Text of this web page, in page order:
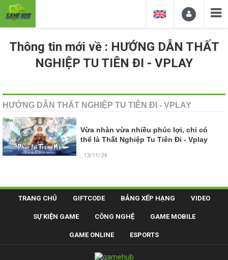
Thông tin mới về : HƯỚNG DẪN THẤT
NGHIỆP TU TIÊN ĐI - VPLAY
HƯỚNG DẪN THẤT NGHIỆP TU TIÊN ĐI - VPLAY
Vừa nhàn vừa nhiều phúc lợi, chỉ có
thể là Thất Nghiệp Tu Tiên Đi - Vplay
, 13/11/24
TRANG CHỦ GIFTCODE BẢNG XẾP HẠNG VIDEO
SỰ KIỆN GAME CÔNG NGHỆ GAME MOBILE
GAME ONLINE ESPORTS